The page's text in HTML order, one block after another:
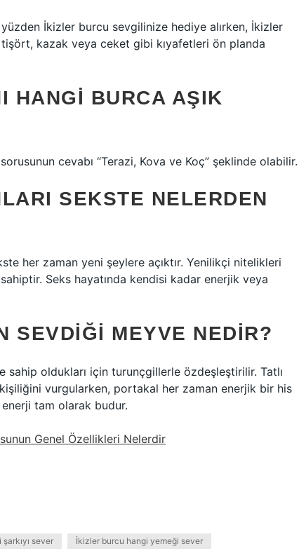
İkizler burcu sevgilinize hediye alırken, İkizler
kazak veya ceket gibi kıyafetleri ön planda
HANGI BURCA AŞIK
cevabı “Terazi, Kova ve Koç” şeklinde olabilir.
SEKSTE NELERDEN
her zaman yeni şeylere açıktır. Yenilikçi nitelikleri
Seks hayatında kendisi kadar enerjik veya
SEVDIĞI MEYVE NEDIR?
oldukları için turunçgillerle özdeşleştirilir. Tatlı
vurgularken, portakal her zaman enerjik bir his
tam olarak budur.
Genel Özellikleri Nelerdir
sever İkizler burcu hangi yemeği sever